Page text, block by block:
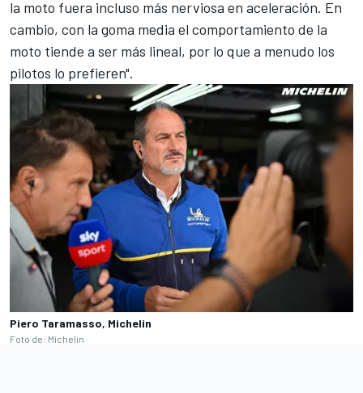
la moto fuera incluso más nerviosa en aceleración. En
cambio, con la goma media el comportamiento de la
moto tiende a ser más lineal, por lo que a menudo los
pilotos lo prefieren".
Piero Taramasso, Michelin
Foto de: Michelin